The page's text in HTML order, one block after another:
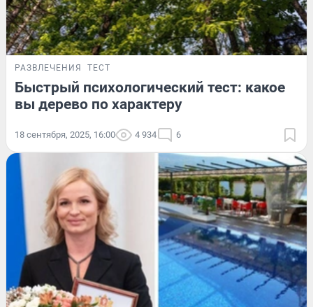
РАЗВЛЕЧЕНИЯ ТЕСТ
Быстрый психологический тест: какое
вы дерево по характеру
18 сентября, 2025, 16:00 4 934 6